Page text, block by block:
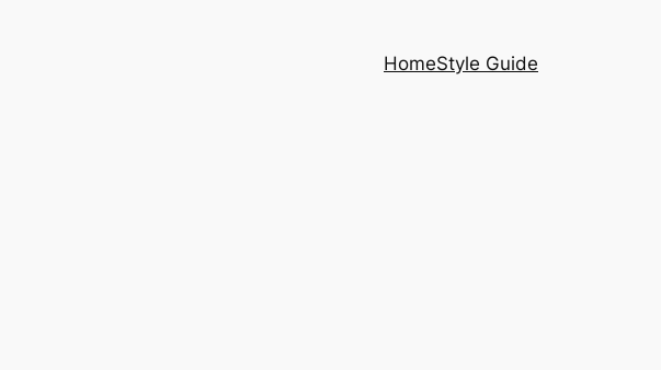
HomeStyle Guide